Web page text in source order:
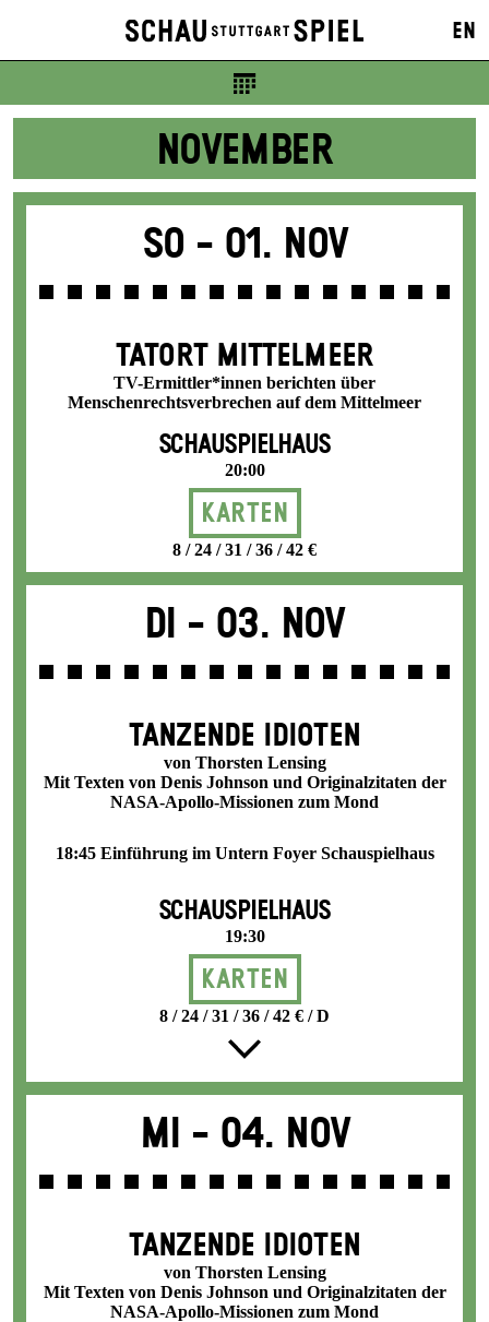
EN
NOVEMBER
So - 01. Nov
TATORT MITTELMEER
TV-Ermittler*innen berichten über
Menschenrechtsverbrechen auf dem Mittelmeer
SCHAUSPIELHAUS
20:00
Karten
8 / 24 / 31 / 36 / 42 €
Di - 03. Nov
TANZENDE IDIOTEN
von Thorsten Lensing
Mit Texten von Denis Johnson und Originalzitaten der
NASA-Apollo-Missionen zum Mond
18:45 Einführung im Untern Foyer Schauspielhaus
SCHAUSPIELHAUS
19:30
Karten
8 / 24 / 31 / 36 / 42 € / D
Mi - 04. Nov
TANZENDE IDIOTEN
von Thorsten Lensing
Mit Texten von Denis Johnson und Originalzitaten der
NASA-Apollo-Missionen zum Mond